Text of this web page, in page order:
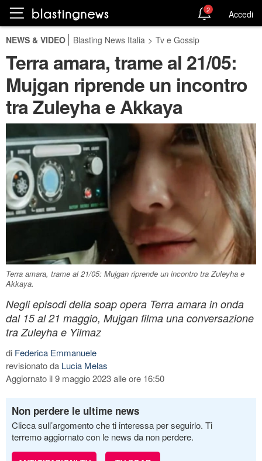
2 Accedi
NEWS & VIDEO Blasting News Italia > Tv e Gossip
Terra amara, trame al 21/05:
Mujgan riprende un incontro
tra Zuleyha e Akkaya
Terra amara, trame al 21/05: Mujgan riprende un incontro tra Zuleyha e
Akkaya.
Negli episodi della soap opera Terra amara in onda
dal 15 al 21 maggio, Mujgan filma una conversazione
tra Zuleyha e Yilmaz
di Federica Emmanuele
revisionato da Lucia Melas
Aggiornato il 9 maggio 2023 alle ore 16:50
Non perdere le ultime news
Clicca sull’argomento che ti interessa per seguirlo. Ti
terremo aggiornato con le news da non perdere.